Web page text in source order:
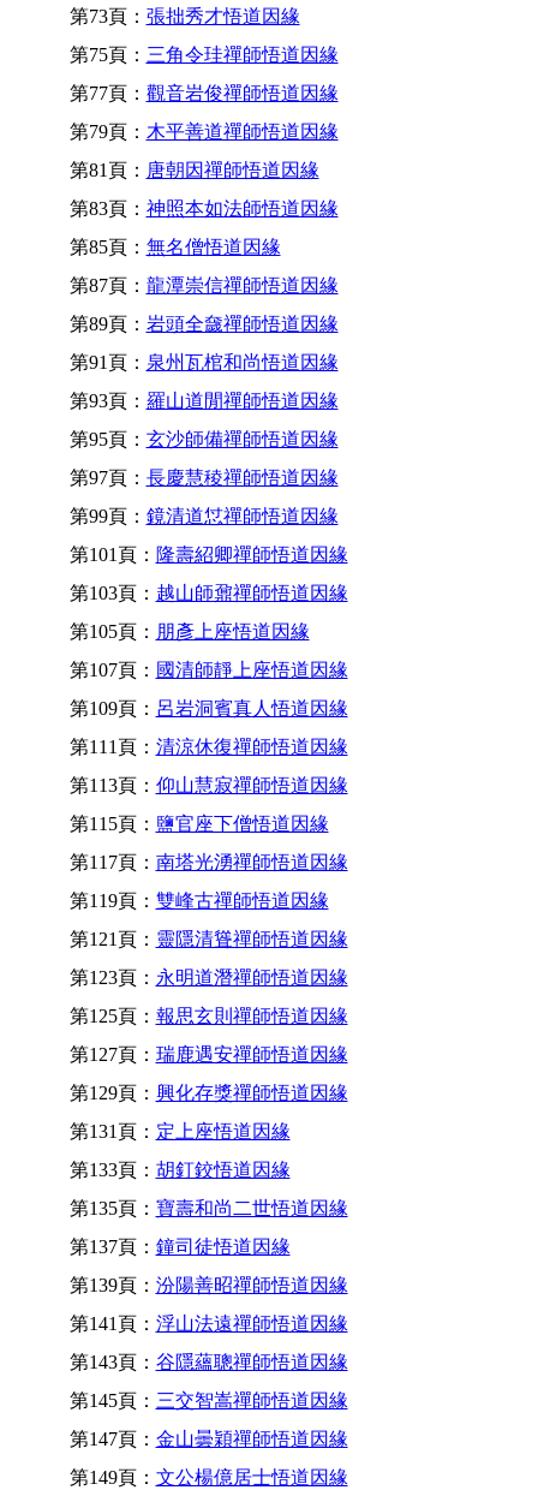
第73頁： 張拙秀才悟道因緣
第75頁： 三角令珪禪師悟道因緣
第77頁： 觀音岩俊禪師悟道因緣
第79頁： 木平善道禪師悟道因緣
第81頁： 唐朝因禪師悟道因緣
第83頁： 神照本如法師悟道因緣
第85頁： 無名僧悟道因緣
第87頁： 龍潭崇信禪師悟道因緣
第89頁： 岩頭全奯禪師悟道因緣
第91頁： 泉州瓦棺和尚悟道因緣
第93頁： 羅山道閒禪師悟道因緣
第95頁： 玄沙師備禪師悟道因緣
第97頁： 長慶慧稜禪師悟道因緣
第99頁： 鏡清道怤禪師悟道因緣
第101頁： 隆壽紹卿禪師悟道因緣
第103頁： 越山師鼐禪師悟道因緣
第105頁： 朋彥上座悟道因緣
第107頁： 國清師靜上座悟道因緣
第109頁： 呂岩洞賓真人悟道因緣
第111頁： 清涼休復禪師悟道因緣
第113頁： 仰山慧寂禪師悟道因緣
第115頁： 鹽官座下僧悟道因緣
第117頁： 南塔光湧禪師悟道因緣
第119頁： 雙峰古禪師悟道因緣
第121頁： 靈隱清聳禪師悟道因緣
第123頁： 永明道潛禪師悟道因緣
第125頁： 報思玄則禪師悟道因緣
第127頁： 瑞鹿遇安禪師悟道因緣
第129頁： 興化存獎禪師悟道因緣
第131頁： 定上座悟道因緣
第133頁： 胡釘鉸悟道因緣
第135頁： 寶壽和尚二世悟道因緣
第137頁： 鐘司徒悟道因緣
第139頁： 汾陽善昭禪師悟道因緣
第141頁： 浮山法遠禪師悟道因緣
第143頁： 谷隱蘊聰禪師悟道因緣
第145頁： 三交智嵩禪師悟道因緣
第147頁： 金山曇穎禪師悟道因緣
第149頁： 文公楊億居士悟道因緣